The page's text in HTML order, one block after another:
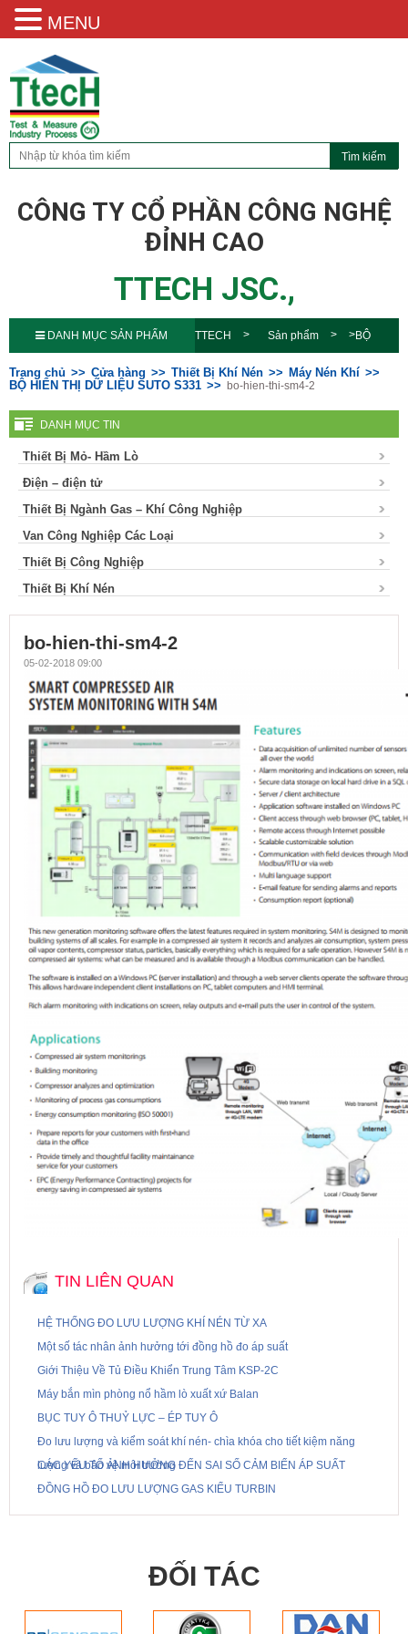
CÔNG TY CỔ PHẦN CÔNG NGHỆ
ĐỈNH CAO
TTECH JSC.,
DANH MỤC SẢN PHẨM TTECH Sản phẩm BỘ
HIỂN THỊ DỮ LIỆU SUTO
Trang chủ Cửa hàng Thiết Bị Khí Nén
Máy Nén Khí
BỘ HIỂN THỊ DỮ LIỆU SUTO S331
bo-hien-thi-sm4-2
DANH MỤC TIN
Thiết Bị Mỏ- Hầm Lò
Điện – điện tử
Thiết Bị Ngành Gas – Khí Công Nghiệp
Van Công Nghiệp Các Loại
Thiết Bị Công Nghiệp
Thiết Bị Khí Nén
bo-hien-thi-sm4-2
05-02-2018 09:00
TIN LIÊN QUAN
HỆ THỐNG ĐO LƯU LƯỢNG KHÍ NÉN TỪ XA
Một số tác nhân ảnh hưởng tới đồng hồ đo áp suất
Giới Thiệu Về Tủ Điều Khiển Trung Tâm KSP-2C
Máy bắn mìn phòng nổ hầm lò xuất xứ Balan
BỤC TUY Ô THUỶ LỰC – ÉP TUY Ô
Đo lưu lượng và kiểm soát khí nén- chìa khóa cho tiết kiệm năng
lượng và bảo vệ môi trường
CÁC YẾU TỐ ẢNH HƯỞNG ĐẾN SAI SỐ CẢM BIẾN ÁP SUẤT
ĐỒNG HỒ ĐO LƯU LƯỢNG GAS KIỂU TURBIN
ĐỐI TÁC
MENU